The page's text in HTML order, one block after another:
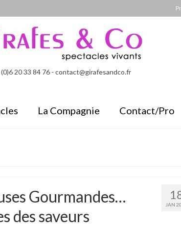
20 33 84 76 - contact@girafesandco.fr
La Compagnie Contact/Pro
JAN
Gourmandes…
des saveurs